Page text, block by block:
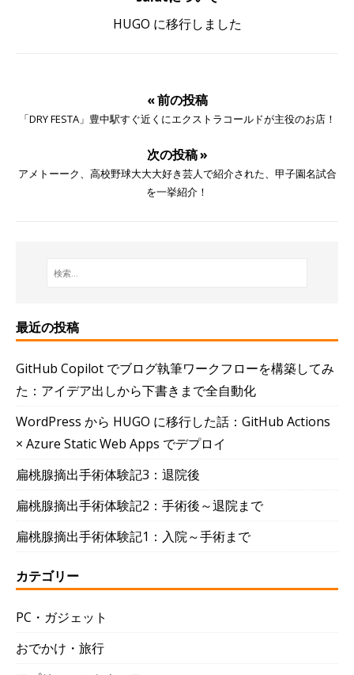
HUGO に移行しました
« 前の投稿
「DRY FESTA」豊中駅すぐ近くにエクストラコールドが主役のお店！
次の投稿 »
アメトーーク、高校野球大大大好き芸人で紹介された、甲子園名試合
を一挙紹介！
最近の投稿
GitHub Copilot でブログ執筆ワークフローを構築してみ
た：アイデア出しから下書きまで全自動化
WordPress から HUGO に移行した話：GitHub Actions
× Azure Static Web Apps でデプロイ
扁桃腺摘出手術体験記3：退院後
扁桃腺摘出手術体験記2：手術後～退院まで
扁桃腺摘出手術体験記1：入院～手術まで
カテゴリー
PC・ガジェット
おでかけ・旅行